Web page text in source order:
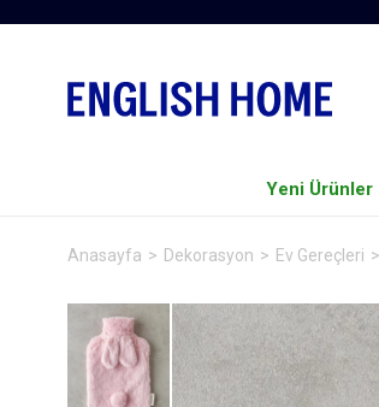
Yeni Ürünler
Anasayfa Dekorasyon Ev Gereçleri